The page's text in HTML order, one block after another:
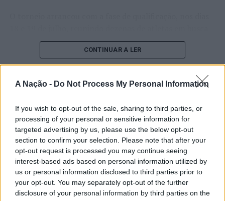
A Nação - Do Not Process My Personal Information
If you wish to opt-out of the sale, sharing to third parties, or
processing of your personal or sensitive information for
targeted advertising by us, please use the below opt-out
section to confirm your selection. Please note that after your
opt-out request is processed you may continue seeing
interest-based ads based on personal information utilized by
us or personal information disclosed to third parties prior to
your opt-out. You may separately opt-out of the further
disclosure of your personal information by third parties on the
Sintra promove a escrita musical com Writing Camp
Castelo Branco: Operações de Fiscalização do Comando
de um lugar no quadro principal. A cerimónia de
abertura contou com a presença do presidente da
Câmara Municipal de Cascais, Nuno Piteira Lopes,
acompanhado pelo executivo municipal, assinalando o
início de uma competição que voltou a colocar o
ténis.
Apesar das desistências de última hora de jogadores
como Casper Ruud (Noruega), Alejandro Davidovich
Fokina (Espanha) e Matteo Arnaldi (Itália), a prova
apresentou um quadro competitivo de elevado nível,
liderado pelo russo Andrey Rublev, primeiro cabeça de
série, pelo italiano Luciano Darderi, pelo chileno
CONTINUAR A LER
Castelo Branco: “Bienal
Internacional de Artes e Ofícios”
promete afirmar artesanato,
património e inovação como
“motores de desenvolvimento
económico e cultural” do município